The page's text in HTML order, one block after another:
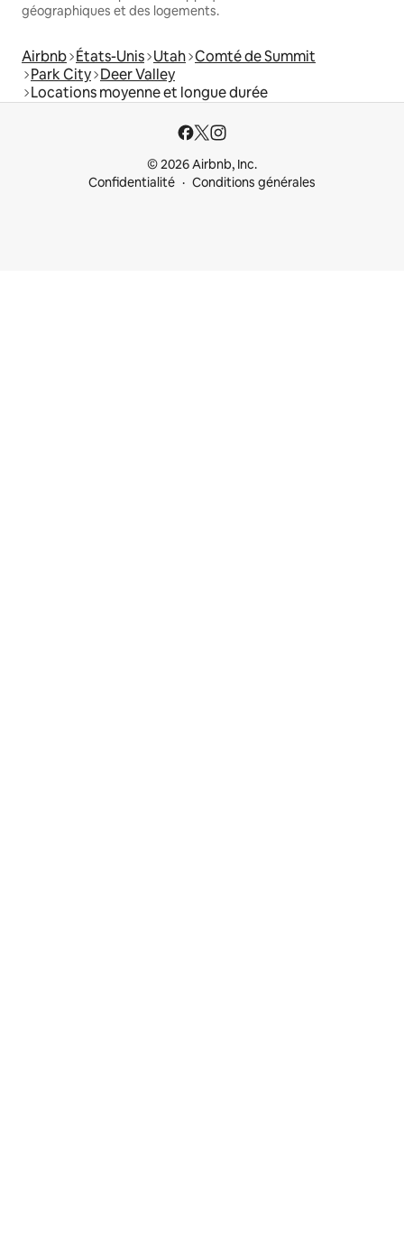
géographiques et des logements.
Airbnb États-Unis Utah Comté de Summit
Park City Deer Valley
Locations moyenne et longue durée
© 2026 Airbnb, Inc.
Confidentialité
Conditions générales